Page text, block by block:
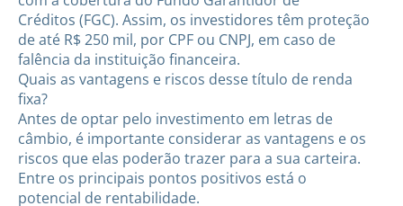
Créditos (FGC). Assim, os investidores têm proteção
de até R$ 250 mil, por CPF ou CNPJ, em caso de
falência da instituição financeira.
Quais as vantagens e riscos desse título de renda
fixa?
Antes de optar pelo investimento em letras de
câmbio, é importante considerar as vantagens e os
riscos que elas poderão trazer para a sua carteira.
Entre os principais pontos positivos está o
potencial de rentabilidade.